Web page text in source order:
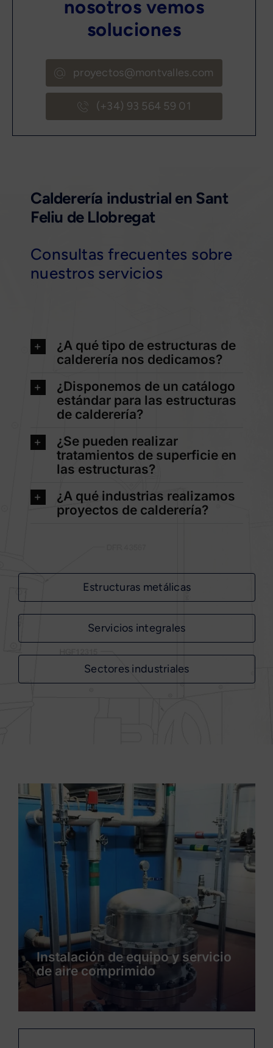
nosotros vemos
soluciones
proyectos@montvalles.com
(+34) 93 564 59 01
Calderería industrial en Sant
Feliu de Llobregat
Consultas frecuentes sobre
nuestros servicios
¿A qué tipo de estructuras de
calderería nos dedicamos?
¿Disponemos de un catálogo
estándar para las estructuras
de calderería?
¿Se pueden realizar
tratamientos de superficie en
las estructuras?
¿A qué industrias realizamos
proyectos de calderería?
Estructuras metálicas
Servicios integrales
Sectores industriales
Instalación de servicios y
producto de un nueva línea de
envasado